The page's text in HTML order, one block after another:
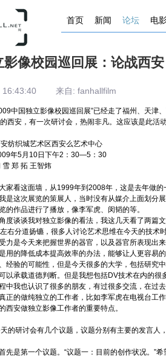
首页 新闻 论坛 电
影像校园巡回展：论战西安
16:43:40 来自: fanhallfilm
国独立影像校园巡回展”已经走了福州、天津、
安，有一次研讨会，热闹非凡。这应该是此活动
织城艺术区西安么艺术中心
年5月10日下午2：30—5：30
郑 拓 王智炜
看这面墙，从1999年到2008年，这是去年做的
是这次展览的策展人，当时没有从媒介上面划分
的作品进行了播放，像李军虎、闵韬的等。
谈谈我对独立影像的看法，我这几天看了两篇文
右分道扬镳，很多人讨论艺术思维在今天的技术
力是今天来把握世界的器官，以及器官所表现出
用的降低成本提高效率的办法，能够让人更容易
经验的可能性，但是今天很多的大学，包括研究
以承载道德判断。但是我想包括DV技术在内的
中我也认识了很多的朋友，有过很多交流，在过
正的做纯独立的工作者，比如李军虎在电视台工
西安做独立影像工作者的重要特点。
研讨会有几个议题，议题分别有主要的发言人，
是第一个议题。“议题一：目前的创作状况。”希